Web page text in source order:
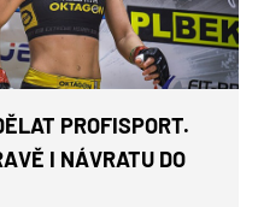
PROFISPORT.
I NÁVRATU DO